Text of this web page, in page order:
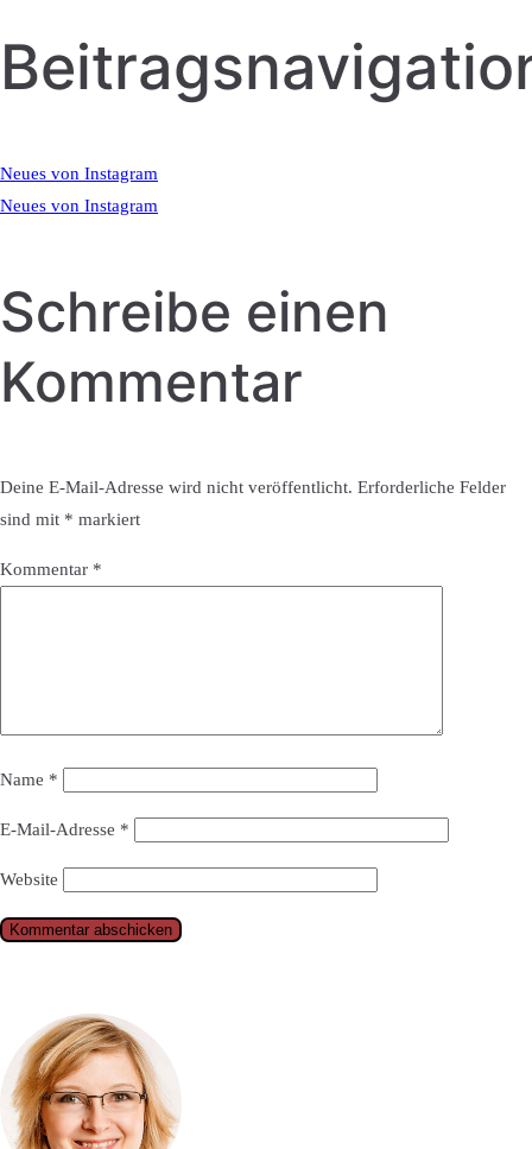
Neues von Instagram
Neues von Instagram
Schreibe einen
Kommentar
Deine E-Mail-Adresse wird nicht veröffentlicht. Erforderliche Felder
sind mit * markiert
Kommentar *
Name *
E-Mail-Adresse *
Website